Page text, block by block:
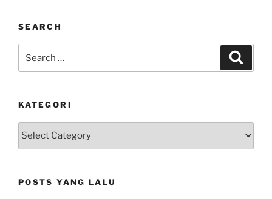
SEARCH
for:
KATEGORI
kategori
POSTS YANG LALU